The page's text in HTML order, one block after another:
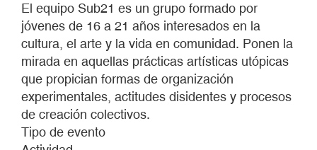
El equipo Sub21 es un grupo formado por
jóvenes de 16 a 21 años interesados en la
cultura, el arte y la vida en comunidad. Ponen la
mirada en aquellas prácticas artísticas utópicas
que propician formas de organización
experimentales, actitudes disidentes y procesos
de creación colectivos.
Tipo de evento